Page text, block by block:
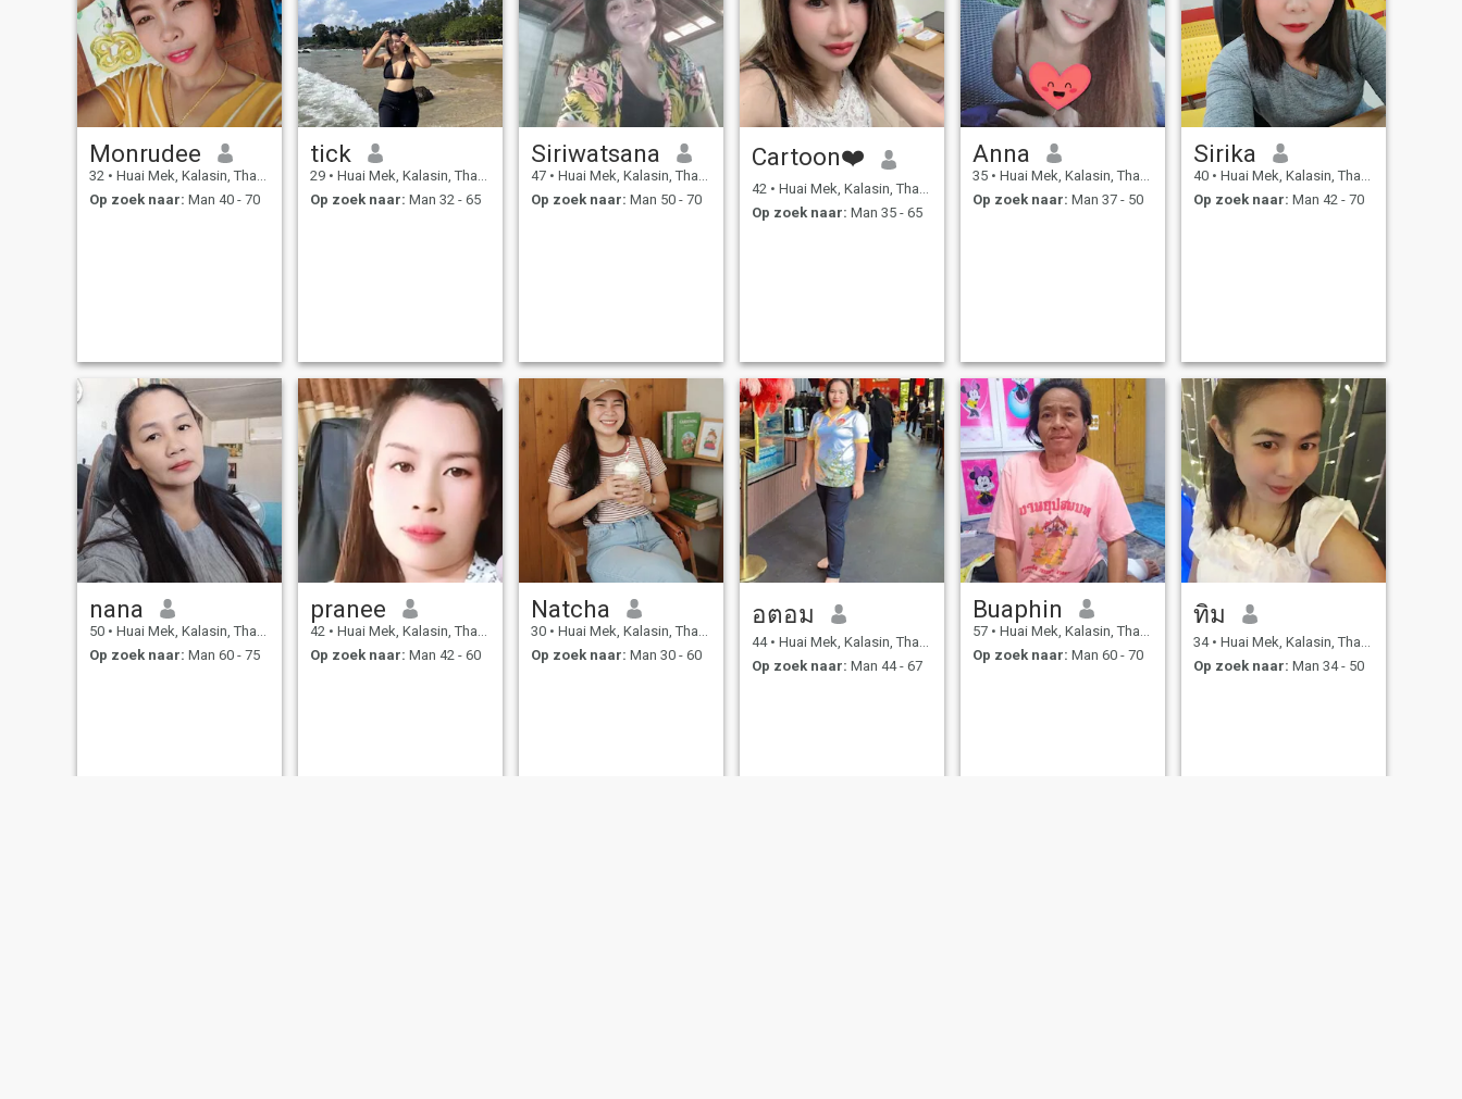
Monrudee
32 • Huai Mek, Kalasin, Thailand
Op zoek naar: Man 40 - 70
tick
29 • Huai Mek, Kalasin, Thailand
Op zoek naar: Man 32 - 65
Siriwatsana
47 • Huai Mek, Kalasin, Thailand
Op zoek naar: Man 50 - 70
Cartoon❤️
42 • Huai Mek, Kalasin, Thailand
Op zoek naar: Man 35 - 65
Anna
35 • Huai Mek, Kalasin, Thailand
Op zoek naar: Man 37 - 50
Sirika
40 • Huai Mek, Kalasin, Thailand
Op zoek naar: Man 42 - 70
nana
50 • Huai Mek, Kalasin, Thailand
Op zoek naar: Man 60 - 75
pranee
42 • Huai Mek, Kalasin, Thailand
Op zoek naar: Man 42 - 60
Natcha
30 • Huai Mek, Kalasin, Thailand
Op zoek naar: Man 30 - 60
อตอม
44 • Huai Mek, Kalasin, Thailand
Op zoek naar: Man 44 - 67
Buaphin
57 • Huai Mek, Kalasin, Thailand
Op zoek naar: Man 60 - 70
ทิม
34 • Huai Mek, Kalasin, Thailand
Op zoek naar: Man 34 - 50